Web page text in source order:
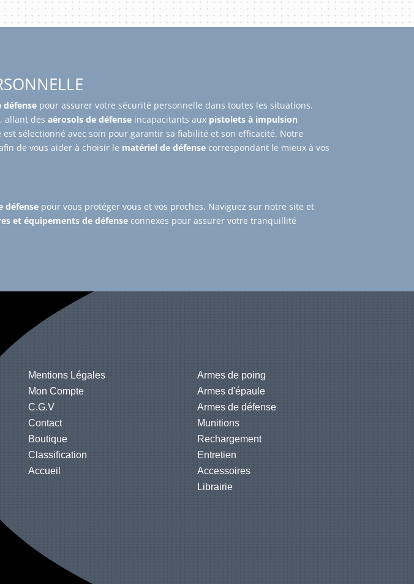
défense pour assurer votre sécurité personnelle dans toutes les situations.
, allant desaérosols de défense incapacitants aux pistolets à impulsion
est sélectionné avec soin pour garantir sa fiabilité et son efficacité. Notre
de vous aider à choisir le matériel de défense correspondant le mieux à vos
défense pour vous protéger vous et vos proches. Naviguez sur notre site et
et équipements de défense connexes pour assurer votre tranquillité
Mentions Légales
Mon Compte
C.G.V
Contact
Boutique
Classification
Accueil
Armes de poing
Armes d'épaule
Armes de défense
Munitions
Rechargement
Entretien
Accessoires
Librairie